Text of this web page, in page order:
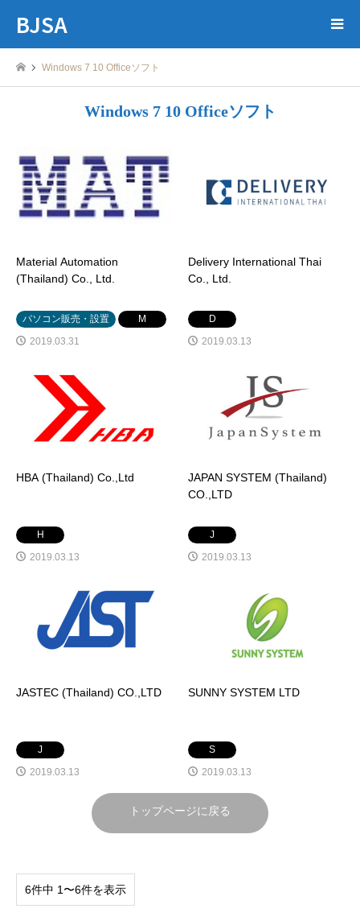
BJSA
Windows 7 10 Officeソフト
Windows 7 10 Officeソフト
Material Automation
(Thailand) Co., Ltd.
パソコン販売・設置
M
2019.03.31
Delivery International Thai
Co., Ltd.
D
2019.03.13
HBA (Thailand) Co.,Ltd
H
2019.03.13
JAPAN SYSTEM (Thailand)
CO.,LTD
J
2019.03.13
JASTEC (Thailand) CO.,LTD
J
2019.03.13
SUNNY SYSTEM LTD
S
2019.03.13
トップページに戻る
6件中 1〜6件を表示